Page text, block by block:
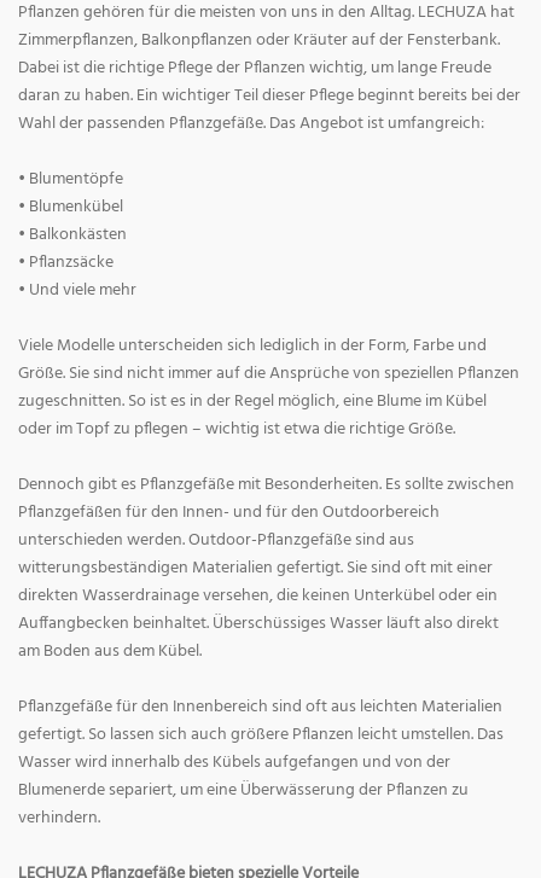
Pflanzen gehören für die meisten von uns in den Alltag. LECHUZA hat
Zimmerpflanzen, Balkonpflanzen oder Kräuter auf der Fensterbank.
Dabei ist die richtige Pflege der Pflanzen wichtig, um lange Freude
daran zu haben. Ein wichtiger Teil dieser Pflege beginnt bereits bei der
Wahl der passenden Pflanzgefäße. Das Angebot ist umfangreich:
• Blumentöpfe
• Blumenkübel
• Balkonkästen
• Pflanzsäcke
• Und viele mehr
Viele Modelle unterscheiden sich lediglich in der Form, Farbe und
Größe. Sie sind nicht immer auf die Ansprüche von speziellen Pflanzen
zugeschnitten. So ist es in der Regel möglich, eine Blume im Kübel
oder im Topf zu pflegen – wichtig ist etwa die richtige Größe.
Dennoch gibt es Pflanzgefäße mit Besonderheiten. Es sollte zwischen
Pflanzgefäßen für den Innen- und für den Outdoorbereich
unterschieden werden. Outdoor-Pflanzgefäße sind aus
witterungsbeständigen Materialien gefertigt. Sie sind oft mit einer
direkten Wasserdrainage versehen, die keinen Unterkübel oder ein
Auffangbecken beinhaltet. Überschüssiges Wasser läuft also direkt
am Boden aus dem Kübel.
Pflanzgefäße für den Innenbereich sind oft aus leichten Materialien
gefertigt. So lassen sich auch größere Pflanzen leicht umstellen. Das
Wasser wird innerhalb des Kübels aufgefangen und von der
Blumenerde separiert, um eine Überwässerung der Pflanzen zu
verhindern.